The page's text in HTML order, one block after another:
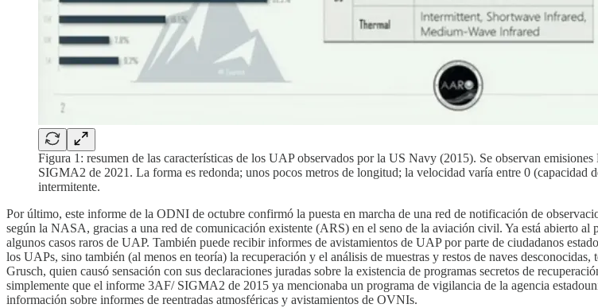
Figura 1: resumen de las características de los UAP observados por la US Navy (2015). Se observan
SIGMA2 de 2021. La forma es redonda; unos pocos metros de longitud; la velocidad varía entre 0 (capacidad
intermitente.
Por último, este informe de la ODNI de octubre confirmó la puesta en marcha de una red de notificación de
según la NASA, gracias a una red de comunicación existente (ARS) en el seno de la aviación civil. Ya está abierto
algunos casos raros de UAP. También puede recibir informes de avistamientos de UAP por parte de ciudadanos
los UAPs, sino también (al menos en teoría) la recuperación y el análisis de muestras y restos de naves
Grusch, quien causó sensación con sus declaraciones juradas sobre la existencia de programas secretos de
simplemente que el informe 3AF/ SIGMA2 de 2015 ya mencionaba un programa de vigilancia de la agencia
información sobre informes de reentradas atmosféricas y avistamientos de OVNIs.